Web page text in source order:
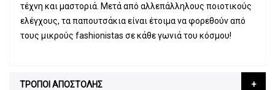
τέχνη και μαστοριά. Μετά από αλλεπάλληλους ποιοτικούς
ελέγχους, τα παπουτσάκια είναι έτοιμα να φορεθούν από
τους μικρούς fashionistas σε κάθε γωνιά του κόσμου!
ΤΡΟΠΟΙ ΑΠΟΣΤΟΛΗΣ